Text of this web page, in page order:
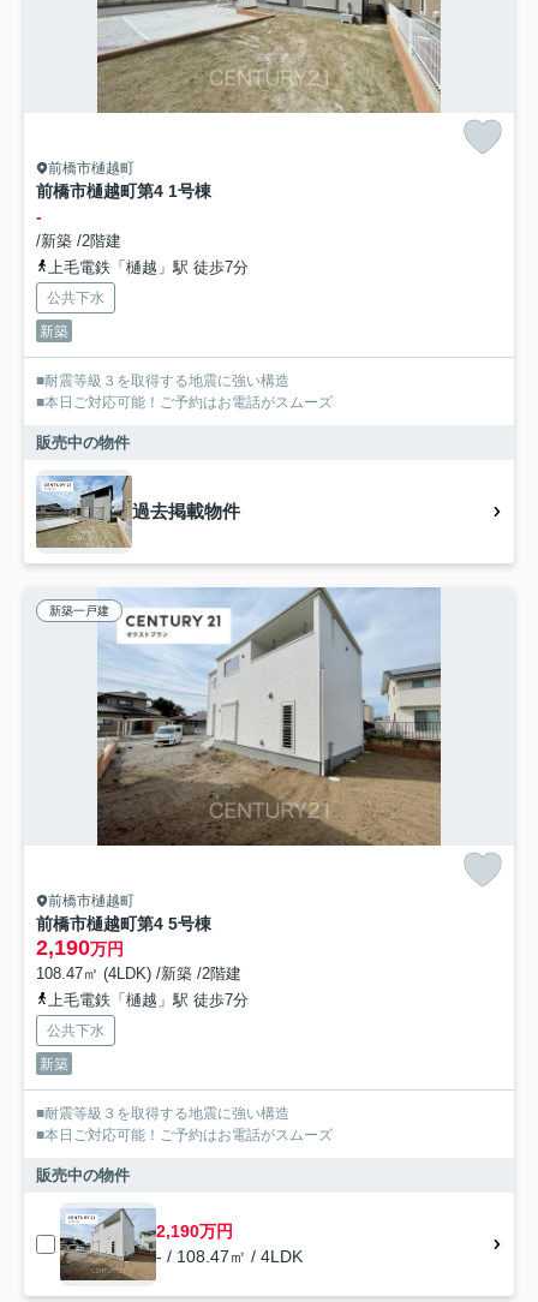
前橋市樋越町
前橋市樋越町第4 1号棟
-
/新築 /2階建
上毛電鉄「樋越」駅 徒歩7分
公共下水
新築
■耐震等級３を取得する地震に強い構造
■本日ご対応可能！ご予約はお電話がスムーズ
販売中の物件
過去掲載物件
新築一戸建
前橋市樋越町
前橋市樋越町第4 5号棟
2,190万円
108.47㎡ (4LDK) /新築 /2階建
上毛電鉄「樋越」駅 徒歩7分
公共下水
新築
■耐震等級３を取得する地震に強い構造
■本日ご対応可能！ご予約はお電話がスムーズ
販売中の物件
2,190万円
- / 108.47㎡ / 4LDK